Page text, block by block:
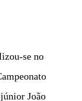
se no
João